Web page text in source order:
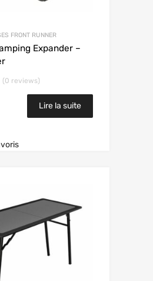
FRONT RUNNER
Expander –
(0 reviews)
Lire la suite